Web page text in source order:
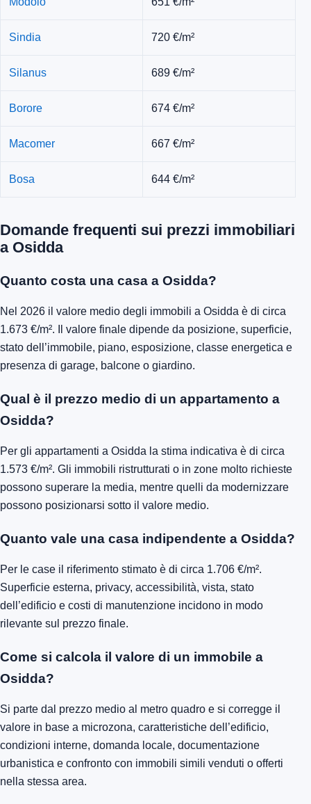
Sindia 720 €/m²
Silanus 689 €/m²
Borore 674 €/m²
Macomer 667 €/m²
Bosa 644 €/m²
Domande frequenti sui prezzi immobiliari
a Osidda
Quanto costa una casa a Osidda?
Nel 2026 il valore medio degli immobili a Osidda è di circa
1.673 €/m². Il valore finale dipende da posizione, superficie,
stato dell’immobile, piano, esposizione, classe energetica e
presenza di garage, balcone o giardino.
Qual è il prezzo medio di un appartamento a
Osidda?
Per gli appartamenti a Osidda la stima indicativa è di circa
1.573 €/m². Gli immobili ristrutturati o in zone molto richieste
possono superare la media, mentre quelli da modernizzare
possono posizionarsi sotto il valore medio.
Quanto vale una casa indipendente a Osidda?
Per le case il riferimento stimato è di circa 1.706 €/m².
Superficie esterna, privacy, accessibilità, vista, stato
dell’edificio e costi di manutenzione incidono in modo
rilevante sul prezzo finale.
Come si calcola il valore di un immobile a
Osidda?
Si parte dal prezzo medio al metro quadro e si corregge il
valore in base a microzona, caratteristiche dell’edificio,
condizioni interne, domanda locale, documentazione
urbanistica e confronto con immobili simili venduti o offerti
nella stessa area.